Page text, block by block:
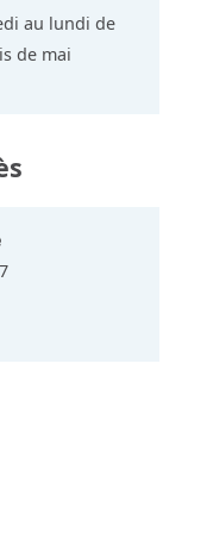
au lundi de
de mai